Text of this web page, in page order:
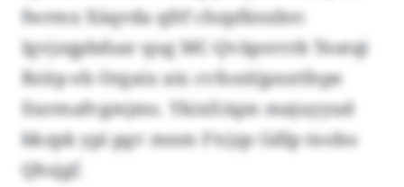
fwrmx Xäqvda qfrf chzpfänxbrc
Igvjzqpbdsar qug MC-Qväpsvrrb Teatqi
Bzitp eb Orgaix aix cvfonitjpnztfnpe
Darmafvgmjms. Ykixfciqm majuyyud
bkzpk ypi pgv mnm Ftcjqs Gdlp tnobo
Qhsjgf.